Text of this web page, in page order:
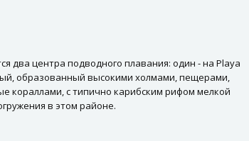
два центра подводного плавания: один - на Playa
образованный высокими холмами, пещерами,
кораллами, с типично карибским рифом мелкой
в этом районе.